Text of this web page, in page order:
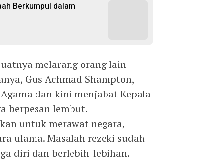
Berkumpul dalam
melarang orang lain
Gus Achmad Shampton,
dan kini menjabat Kepala
berpesan lembut.
untuk merawat negara,
ulama. Masalah rezeki sudah
diri dan berlebih-lebihan.